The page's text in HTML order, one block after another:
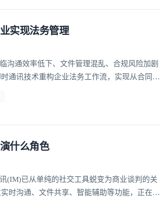
实现法务管理
沟通效率低下、文件管理混乱、合规风险加剧
通讯技术重构企业法务工作流，实现从合同审
什么角色
(IM)已从单纯的社交工具蜕变为商业谈判的关
时沟通、文件共享、智能辅助等功能，正在重
提交
通讯云
服云